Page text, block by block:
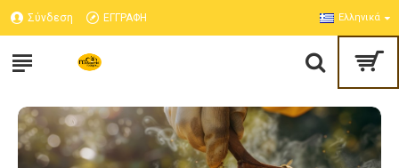
ΜΕΛΙΣΣΟΚΟΜΙΚΗ
ΡΟΔΟΠΗΣ
Σύνδεση ΕΓΓΡΑΦΗ Ελληνικά